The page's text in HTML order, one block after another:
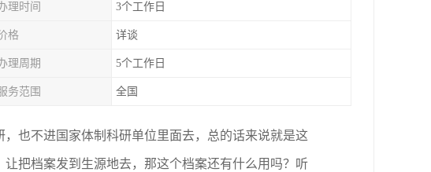
理时间 3个工作日
格 详谈
理周期 5个工作日
务范围 全国
也不进国家体制科研单位里面去，总的话来说就是这
把档案发到生源地去，那这个档案还有什么用吗？听